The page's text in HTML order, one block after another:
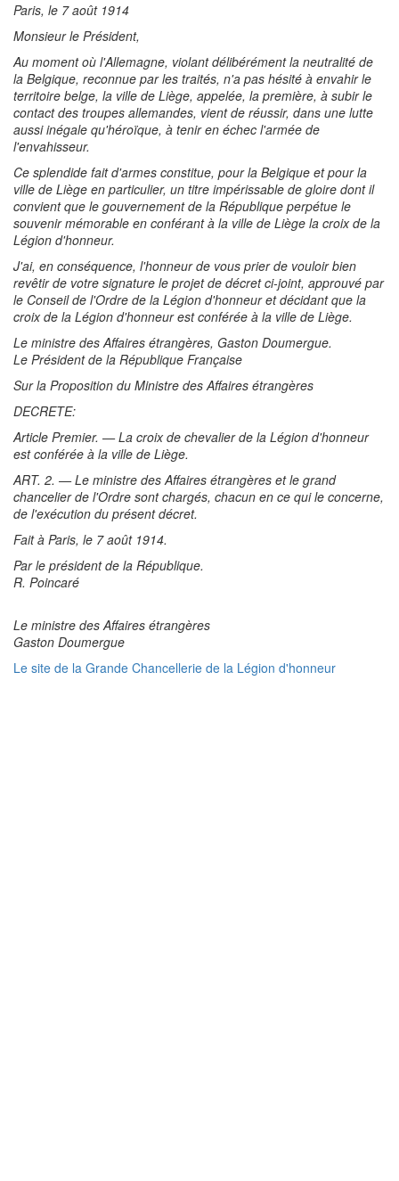
Paris, le 7 août 1914
Monsieur le Président,
Au moment où l'Allemagne, violant délibérément la neutralité de
la Belgique, reconnue par les traités, n'a pas hésité à envahir le
territoire belge, la ville de Liège, appelée, la première, à subir le
contact des troupes allemandes, vient de réussir, dans une lutte
aussi inégale qu'héroïque, à tenir en échec l'armée de
l'envahisseur.
Ce splendide fait d'armes constitue, pour la Belgique et pour la
ville de Liège en particulier, un titre impérissable de gloire dont il
convient que le gouvernement de la République perpétue le
souvenir mémorable en conférant à la ville de Liège la croix de la
Légion d'honneur.
J'ai, en conséquence, l'honneur de vous prier de vouloir bien
revêtir de votre signature le projet de décret ci-joint, approuvé par
le Conseil de l'Ordre de la Légion d'honneur et décidant que la
croix de la Légion d'honneur est conférée à la ville de Liège.
Le ministre des Affaires étrangères, Gaston Doumergue.
Le Président de la République Française
Sur la Proposition du Ministre des Affaires étrangères
DECRETE:
Article Premier. — La croix de chevalier de la Légion d'honneur
est conférée à la ville de Liège.
ART. 2. — Le ministre des Affaires étrangères et le grand
chancelier de l'Ordre sont chargés, chacun en ce qui le concerne,
de l'exécution du présent décret.
Fait à Paris, le 7 août 1914.
Par le président de la République.
R. Poincaré
Le ministre des Affaires étrangères
Gaston Doumergue
Le site de la Grande Chancellerie de la Légion d'honneur